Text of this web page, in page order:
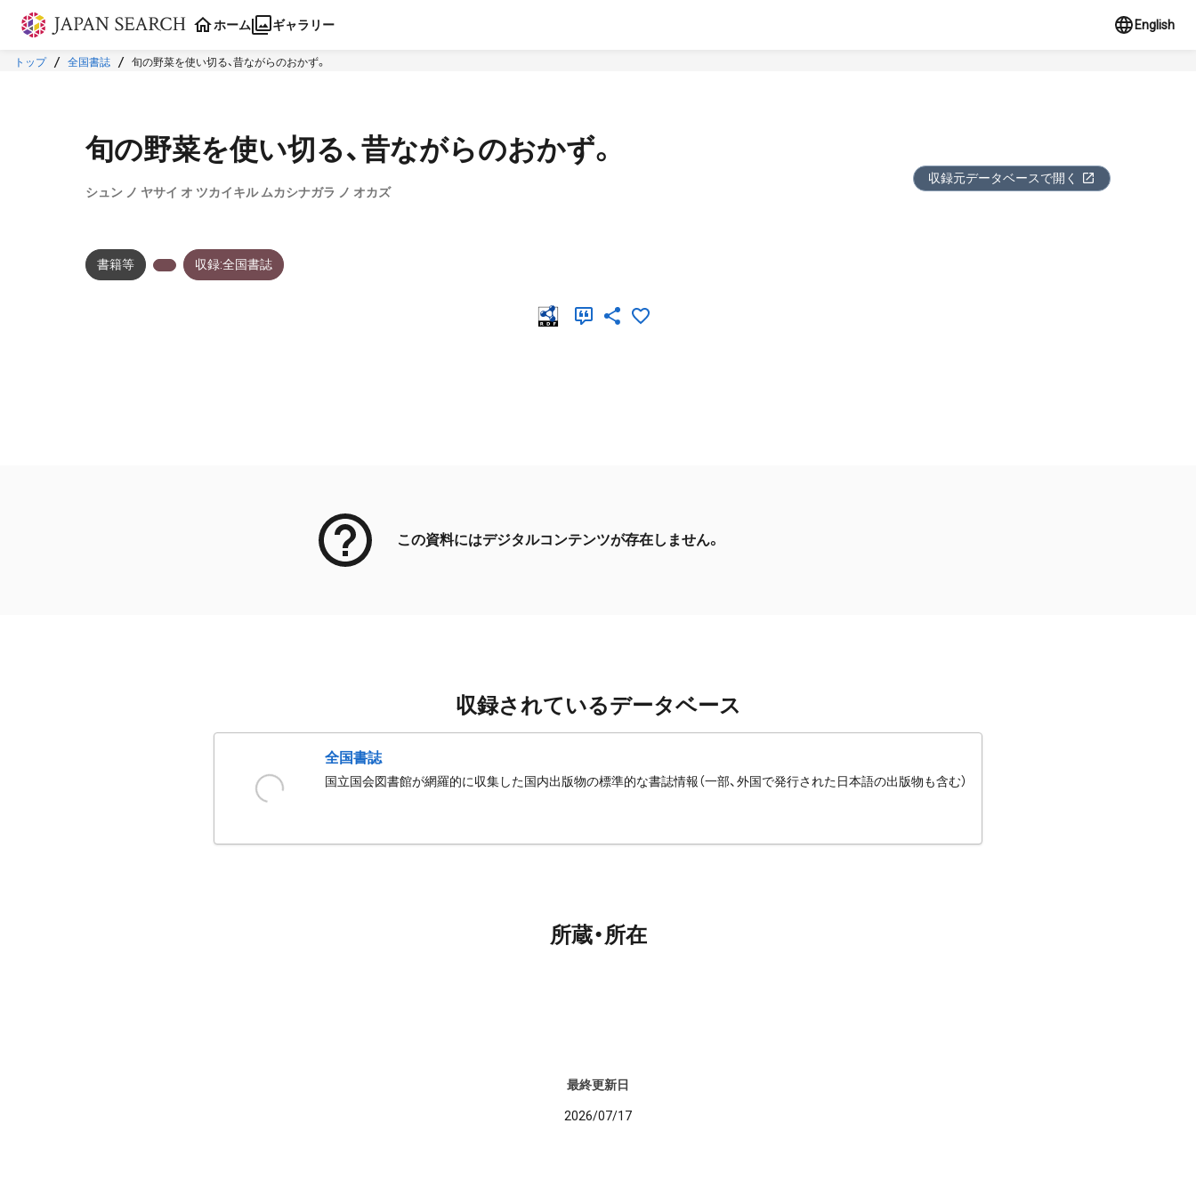
本文に飛ぶ
ホーム ギャラリー English
トップ 全国書誌 旬の野菜を使い切る、昔ながらのおかず。
旬の野菜を使い切る、昔ながらのおかず。
シュン ノ ヤサイ オ ツカイキル ムカシナガラ ノ オカズ
収録元データベースで開く
書籍等 収録:全国書誌
この資料にはデジタルコンテンツが存在しません。
収録されているデータベース
全国書誌
国立国会図書館が網羅的に収集した国内出版物の標準的な書誌情報（一部、外国で発行された日本語の出版物も含む）
所蔵・所在
最終更新日
2026/07/17